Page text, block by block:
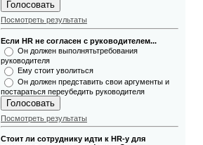
Посмотреть результаты
Если HR не согласен с руководителем...
Он должен выполнятьтребования
руководителя
Ему стоит уволиться
Он должен представить свои аргументы и
постараться переубедить руководителя
Посмотреть результаты
Стоит ли сотруднику идти к HR-у для